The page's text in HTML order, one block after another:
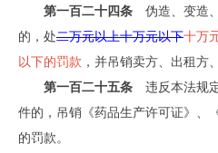
第一百二十四条 伪造、变造
的，处二万元以上十万元以下十万
以下的罚款 ，并吊销卖方、出租
第一百二十五条 违反本法规
件的，吊销《药品生产许可证》、
的罚款。